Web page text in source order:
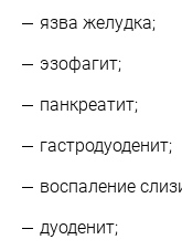
язва желудка;
эзофагит;
панкреатит;
гастродуоденит;
воспаление
дуоденит;